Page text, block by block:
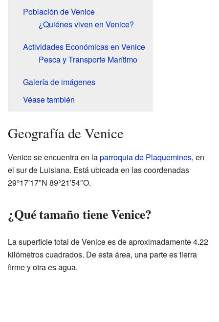
Población de Venice
¿Quiénes viven en Venice?
Actividades Económicas en Venice
Pesca y Transporte Marítimo
Galería de imágenes
Véase también
Geografía de Venice
Venice se encuentra en laparroquia de Plaquemines, en
el sur de Luisiana. Está ubicada en las coordenadas
29°17′17″N 89°21′54″O.
¿Qué tamaño tiene Venice?
La superficie total de Venice es de aproximadamente 4.22
kilómetros cuadrados. De esta área, una parte es tierra
firme y otra es agua.